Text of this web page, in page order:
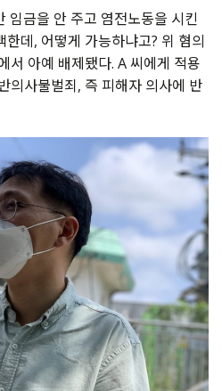
임금을 안 주고 염전노동을 시킨
데, 어떻게 가능하냐고? 위 혐의
서 아예 배제됐다. A 씨에게 적용
의사불벌죄, 즉 피해자 의사에 반